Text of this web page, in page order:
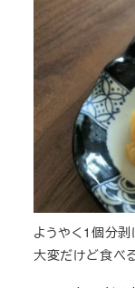
ようやく1個分剥
大変だけど食べ